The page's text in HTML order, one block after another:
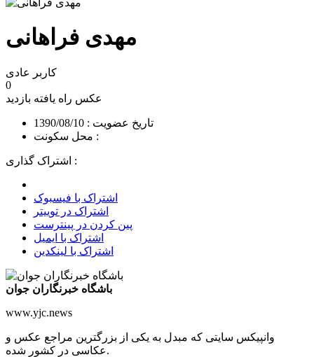
مهدی فراهانی
کاربر عادی
0
عکس راه یافته بازدید
تاریخ عضویت : 1390/08/10
محل سکونت :
اشتراک گذاری :
اشتراک با فیسبوک
اشتراک در توییتر
پین کردن در پینترست
اشتراک با ایمیل
اشتراک با لینکدین
باشگاه خبرنگاران جوان
www.yjc.news
وانپیکس سایتی که مبدل به یکی از بزرگترین مراجع عکس و
عکاسی در کشور شده.